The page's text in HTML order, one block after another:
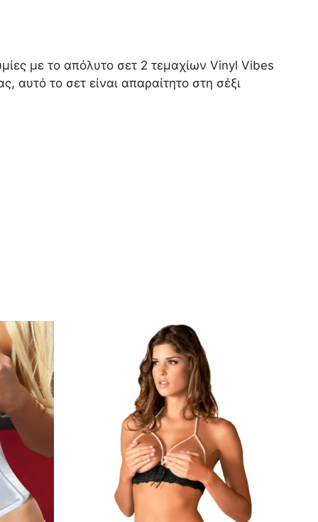
με το απόλυτο σετ 2 τεμαχίων Vinyl Vibes
αυτό το σετ είναι απαραίτητο στη σέξι